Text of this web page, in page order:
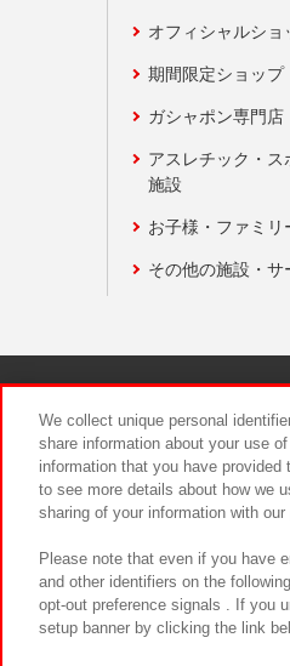
オフィシャルショ
期間限定ショップ
ガシャポン専門店
アスレチック・ス
施設
お子様・ファミリ
その他の施設・サ
We collect unique personal
share information about your use
information that you have
to see more details about how we
sharing of your information with
Please note that even if you have
and other identifiers on the
opt-out preference signals . If you
setup banner by clicking the link